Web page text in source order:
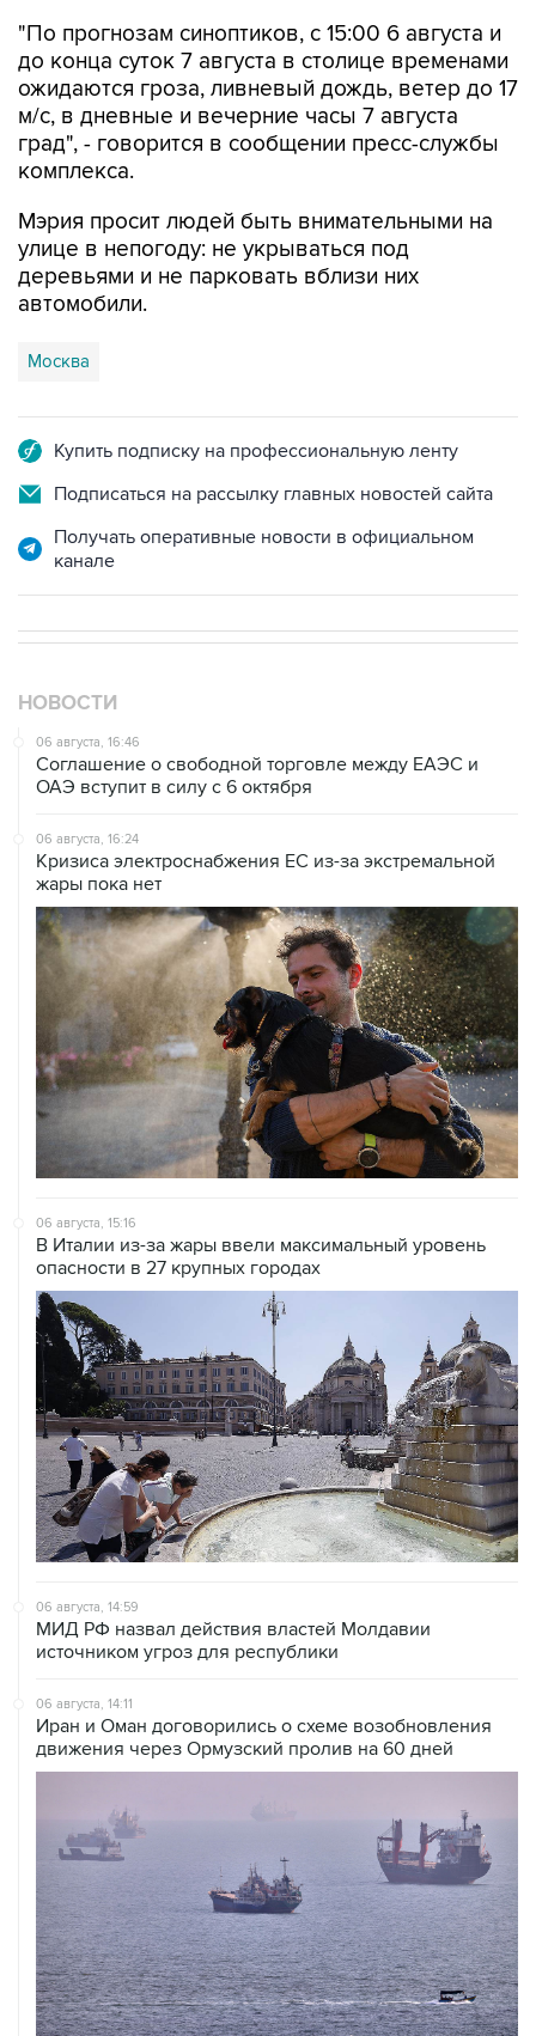
"По прогнозам синоптиков, с 15:00 6 августа и
до конца суток 7 августа в столице временами
ожидаются гроза, ливневый дождь, ветер до 17
м/с, в дневные и вечерние часы 7 августа
град", - говорится в сообщении пресс-службы
комплекса.
Мэрия просит людей быть внимательными на
улице в непогоду: не укрываться под
деревьями и не парковать вблизи них
автомобили.
Москва
Купить подписку на профессиональную ленту
Подписаться на рассылку главных новостей сайта
Получать оперативные новости в официальном
канале
НОВОСТИ
06 августа, 16:46
Соглашение о свободной торговле между ЕАЭС и
ОАЭ вступит в силу с 6 октября
06 августа, 16:24
Кризиса электроснабжения ЕС из-за экстремальной
жары пока нет
06 августа, 15:16
В Италии из-за жары ввели максимальный уровень
опасности в 27 крупных городах
06 августа, 14:59
МИД РФ назвал действия властей Молдавии
источником угроз для республики
06 августа, 14:11
Иран и Оман договорились о схеме возобновления
движения через Ормузский пролив на 60 дней